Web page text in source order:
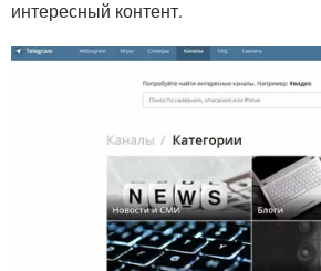
интересный контент.